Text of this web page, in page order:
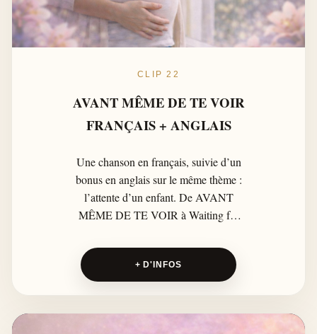
CLIP 22
AVANT MÊME DE TE VOIR
FRANÇAIS + ANGLAIS
Une chanson en français, suivie d’un
bonus en anglais sur le même thème :
l’attente d’un enfant. De AVANT
MÊME DE TE VOIR à Waiting for
d’amour d’un parent avant la
naissance, entre rêve, tendresse et
premier battement de cœur.
+ D'INFOS